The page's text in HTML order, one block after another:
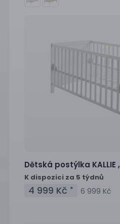
Dětská postýlka KALLIE ,
K dispozici za 5 týdnů
4 999 Kč * 6 999 Kč